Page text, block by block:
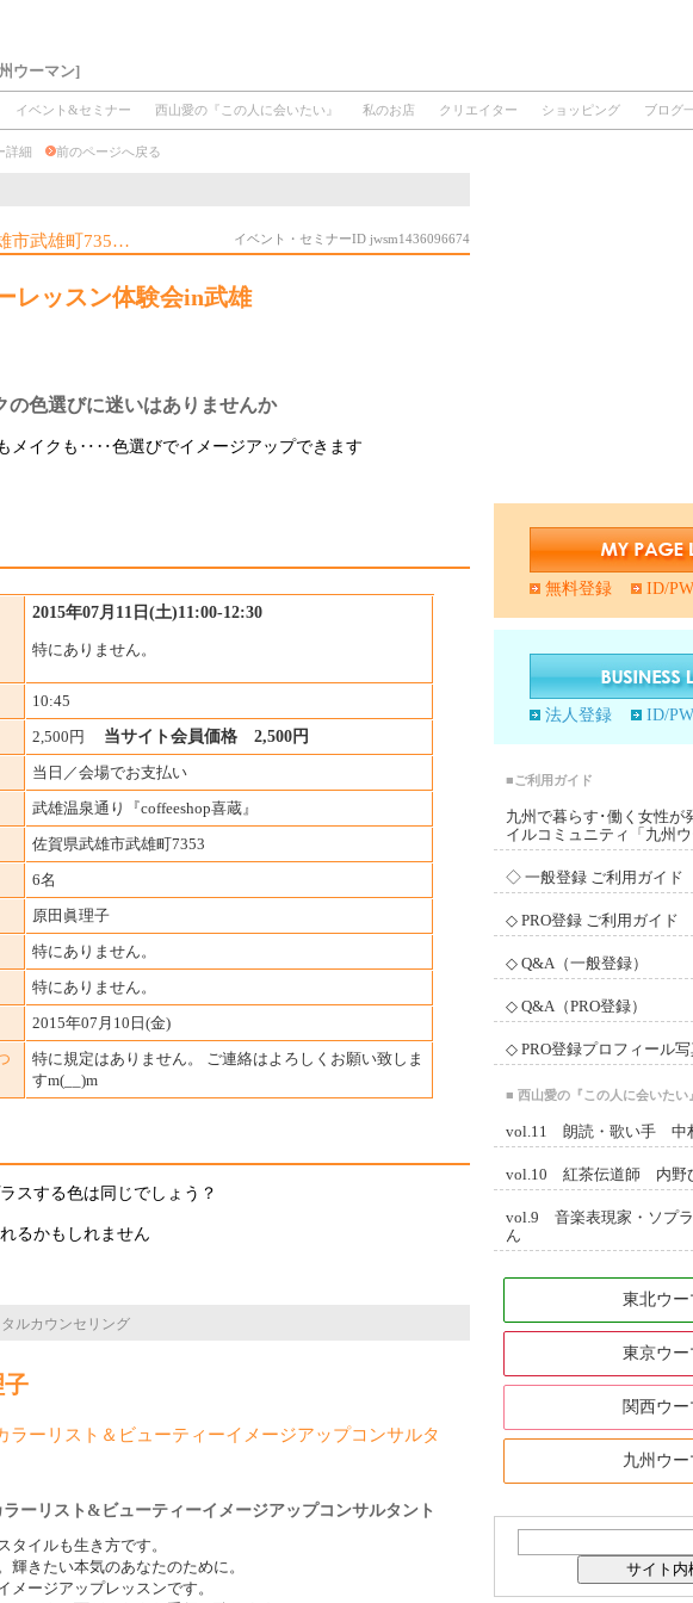
ウーマン]
イベント&セミナー 西山愛の『この人に会いたい』 私のお店 クリエイター ショッピング ブログ
詳細 前のページへ戻る
市武雄町735… イベント・セミナーID jwsm1436096674
レッスン体験会in武雄
の色選びに迷いはありませんか
メイクも‥‥色選びでイメージアップできます
2015年07月11日(土)11:00-12:30
特にありません。
10:45
2,500円 当サイト会員価格 2,500円
当日／会場でお支払い
武雄温泉通り『coffeeshop喜蔵』
佐賀県武雄市武雄町7353
6名
原田眞理子
特にありません。
特にありません。
2015年07月10日(金)
特に規定はありません。 ご連絡はよろしくお願い致しま
すm(__)m
スする色は同じでしょう？
るかもしれません
ルカウンセリング
子
ラーリスト＆ビューティーイメージアップコンサルタ
ーリスト&ビューティーイメージアップコンサルタント
タイルも生き方です。
輝きたい本気のあなたのために。
メージアップレッスンです。
無料登録 ID/
法人登録 ID/
■ご利用ガイド
九州で暮らす･働く女性が
イルコミュニティ「九州ウ
◇ 一般登録 ご利用ガイド
◇ PRO登録 ご利用ガイド
◇ Q&A（一般登録）
◇ Q&A（PRO登録）
◇ PRO登録プロフィール
■ 西山愛の『この人に会いたい』
vol.11 朗読・歌い手 中
vol.10 紅茶伝道師 内野
vol.9 音楽表現家・ソプ
ん
東北ウー
東京ウー
関西ウー
九州ウー